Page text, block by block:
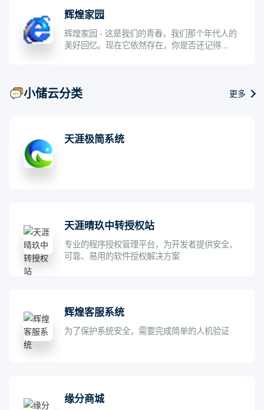
辉煌家园
辉煌家园 - 这是我们的青春，我们那个年代人的
美好回忆。现在它依然存在，你是否还记得...
小储云分类 更多
天涯极简系统
天涯晴玖中转授权站
专业的程序授权管理平台，为开发者提供安全、
可靠、易用的软件授权解决方案
辉煌客服系统
为了保护系统安全，需要完成简单的人机验证
缘分商城